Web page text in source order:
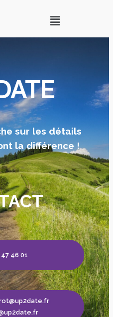
sur les détails
la différence !
46 01